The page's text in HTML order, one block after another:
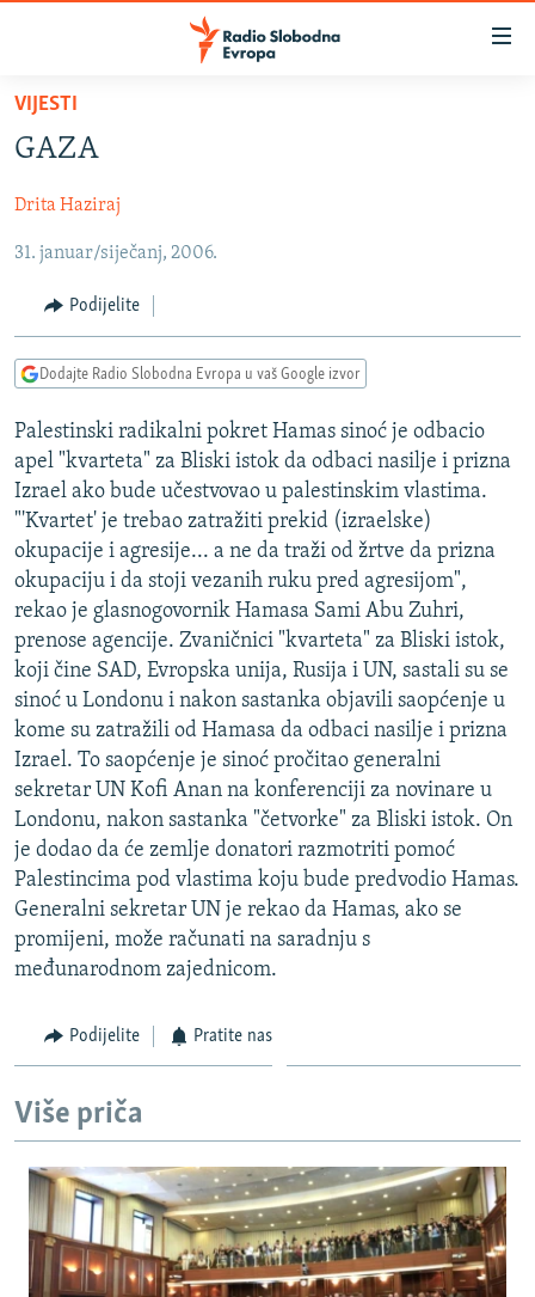
Pređite
glavni
Pređite
na
navigaciju
Pređite
na
pretragu
SRBIJA
KOSOVO
CRNA GORA
VIZUELNO
VIDEO
FOTOGALERIJE
INFOGRAFIKE
PODCASTI
RAT U UKRAJINI
KINA NA BALKANU
RSE PRIČE IZ SVIJETA
ISPRIČAJ MI
DNEVNO@RSE
SPECIJALI RSE
VIŠE OD NASLOVA
GENOCID U SREBRENICI
POPLAVE I KLIZIŠTA U BIH 2024.
TV LIBERTY
POST SCRIPTUM
MOJA EVROPA
TRI DECENIJE OD RATA U BIH
NASTANAK I RASPAD JUGOSLAVIJE
PRATITE NAS
Sve RFE/RL stranice
VIJESTI
GAZA
Drita Haziraj
31. januar/siječanj, 2006.
Podijelite
Dodajte Radio Slobodna Evropa u vaš Google izvor
Palestinski radikalni pokret Hamas sinoć je odbacio
apel "kvarteta" za Bliski istok da odbaci nasilje i prizna
Izrael ako bude učestvovao u palestinskim vlastima.
"'Kvartet' je trebao zatražiti prekid (izraelske)
okupacije i agresije... a ne da traži od žrtve da prizna
okupaciju i da stoji vezanih ruku pred agresijom",
rekao je glasnogovornik Hamasa Sami Abu Zuhri,
prenose agencije. Zvaničnici "kvarteta" za Bliski istok,
koji čine SAD, Evropska unija, Rusija i UN, sastali su se
sinoć u Londonu i nakon sastanka objavili saopćenje u
kome su zatražili od Hamasa da odbaci nasilje i prizna
Izrael. To saopćenje je sinoć pročitao generalni
sekretar UN Kofi Anan na konferenciji za novinare u
Londonu, nakon sastanka "četvorke" za Bliski istok. On
je dodao da će zemlje donatori razmotriti pomoć
Palestincima pod vlastima koju bude predvodio Hamas.
Generalni sekretar UN je rekao da Hamas, ako se
promijeni, može računati na saradnju s
međunarodnom zajednicom.
Podijelite Pratite nas
Više priča